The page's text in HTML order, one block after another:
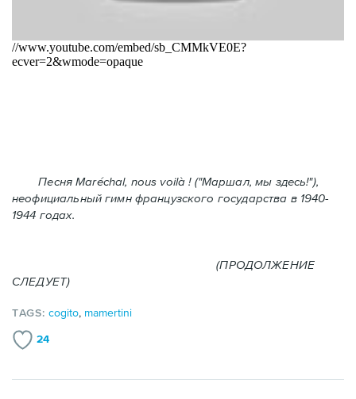
Песня Maréchal, nous voilà ! ("Маршал, мы здесь!"),
неофициальный гимн французского государства в 1940-
1944 годах.
(ПРОДОЛЖЕНИЕ
СЛЕДУЕТ)
TAGS:cogito, mamertini
24